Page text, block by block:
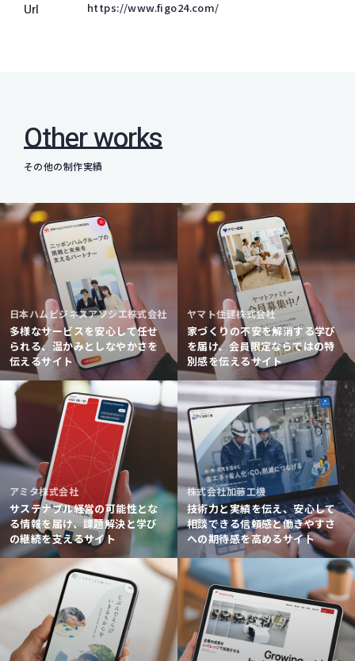
Url https://www.figo24.com/
Other works
その他の制作実績
日本ハムビジネスアソシエ株式会社
多様なサービスを安心して任せ
られる、温かみとしなやかさを
伝えるサイト
ヤマト住建株式会社
家づくりの不安を解消する学び
を届け、会員限定ならではの特
別感を伝えるサイト
アミタ株式会社
サステナブル経営の可能性とな
る情報を届け、課題解決と学び
の継続を支えるサイト
株式会社加藤工機
技術力と実績を伝え、安心して
相談できる信頼感と働きやすさ
への期待感を高めるサイト